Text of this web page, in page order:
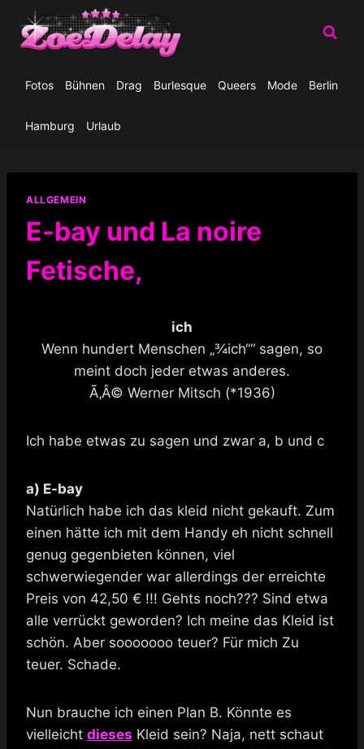
Inhalt
springen
Fotos Bühnen Drag Burlesque Queers Mode Berlin
Hamburg Urlaub
ALLGEMEIN
E-bay und La noire
Fetische,
ich
Wenn hundert Menschen „¾ich““ sagen, so
meint doch jeder etwas anderes.
Ã‚Â© Werner Mitsch (*1936)
Ich habe etwas zu sagen und zwar a, b und c
a) E-bay
Natürlich habe ich das kleid nicht gekauft. Zum
einen hätte ich mit dem Handy eh nicht schnell
genug gegenbieten können, viel
schwerwiegender war allerdings der erreichte
Preis von 42,50 € !!! Gehts noch??? Sind etwa
alle verrückt geworden? Ich meine das Kleid ist
schön. Aber sooooooo teuer? Für mich Zu
teuer. Schade.
Nun brauche ich einen Plan B. Könnte es
vielleicht dieses Kleid sein? Naja, nett schaut